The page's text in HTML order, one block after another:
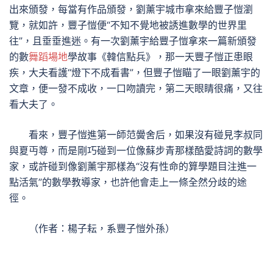
出來頒發，每當有作品頒發，劉薰宇城市拿來給豐子愷瀏
覽，就如許，豐子愷便“不知不覺地被誘進數學的世界里
往”，且垂垂進迷。有一次劉薰宇給豐子愷拿來一篇新頒發
的數舞蹈場地學故事《韓信點兵》，那一天豐子愷正患眼
疾，大夫看護“燈下不成看書”，但豐子愷瞄了一眼劉薰宇的
文章，便一發不成收，一口吻讀完，第二天眼睛很痛，又往
看大夫了。
看來，豐子愷進第一師范黌舍后，如果沒有碰見李叔同
與夏丏尊，而是剛巧碰到一位像蘇步青那樣酷愛詩詞的數學
家，或許碰到像劉薰宇那樣為“沒有性命的算學題目注進一
點活氣”的數學教導家，也許他會走上一條全然分歧的途
徑。
（作者：楊子耘，系豐子愷外孫）